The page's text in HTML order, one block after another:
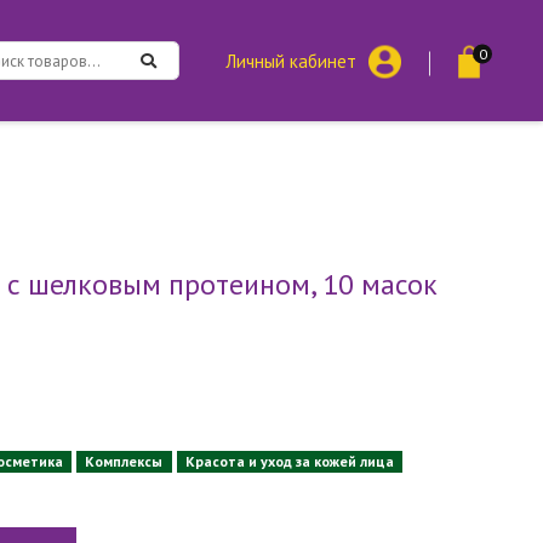
Личный кабинет 0
шелковым протеином, 10 масок
Комплексы Красота и уход за кожей лица